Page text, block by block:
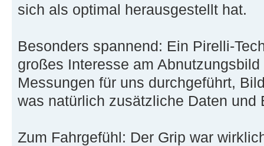
sich als optimal herausgestellt hat.
Besonders spannend: Ein Pirelli-
großes Interesse am
Messungen für uns durchgeführt,
was natürlich zusätzliche Daten und
Zum Fahrgefühl: Der Grip war